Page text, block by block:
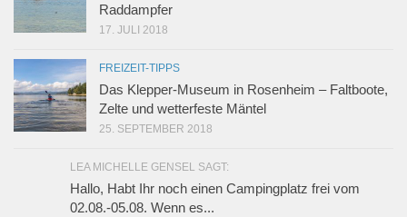
Raddampfer
17. JULI 2018
FREIZEIT-TIPPS
Das Klepper-Museum in Rosenheim – Faltboote,
Zelte und wetterfeste Mäntel
25. SEPTEMBER 2018
LEA MICHELLE GENSEL SAGT:
Hallo, Habt Ihr noch einen Campingplatz frei vom
02.08.-05.08. Wenn es...